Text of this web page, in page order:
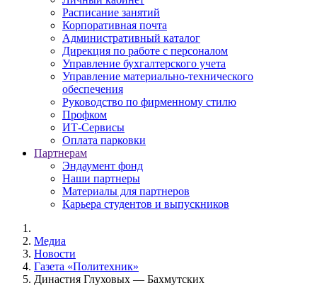
Расписание занятий
Корпоративная почта
Административный каталог
Дирекция по работе с персоналом
Управление бухгалтерского учета
Управление материально-технического
обеспечения
Руководство по фирменному стилю
Профком
ИТ-Сервисы
Оплата парковки
Партнерам
Эндаумент фонд
Наши партнеры
Материалы для партнеров
Карьера студентов и выпускников
Медиа
Новости
Газета «Политехник»
Династия Глуховых — Бахмутских